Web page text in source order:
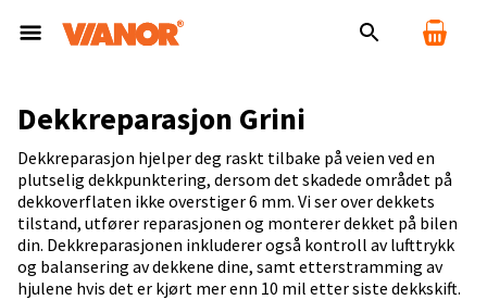
Dekkreparasjon Grini
Dekkreparasjon hjelper deg raskt tilbake på veien ved en
plutselig dekkpunktering, dersom det skadede området på
dekkoverflaten ikke overstiger 6 mm. Vi ser over dekkets
tilstand, utfører reparasjonen og monterer dekket på bilen
din. Dekkreparasjonen inkluderer også kontroll av lufttrykk
og balansering av dekkene dine, samt etterstramming av
hjulene hvis det er kjørt mer enn 10 mil etter siste dekkskift.